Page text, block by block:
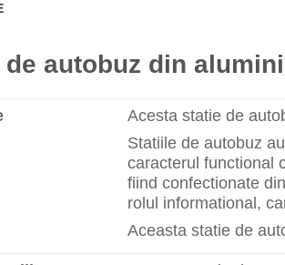
de autobuz din
Acesta statie de
Statiile de autobuz
caracterul functional
fiind confectionate
rolul informational,
Aceasta statie de